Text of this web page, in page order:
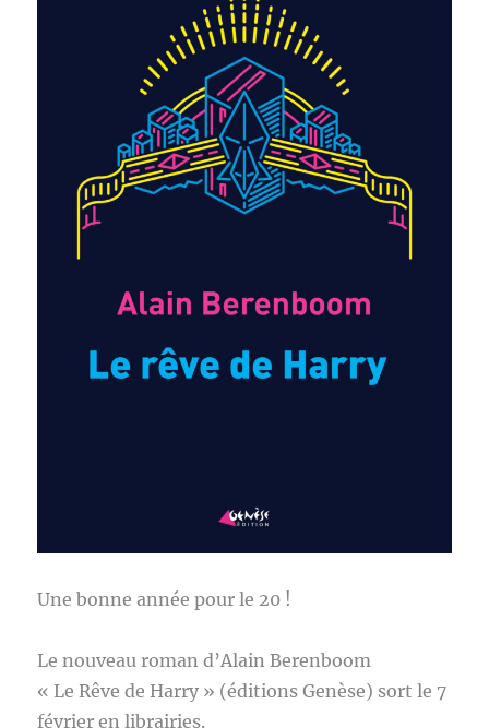
Une bonne année pour le 20 !
Le nouveau roman d’Alain Berenboom
« Le Rêve de Harry » (éditions Genèse) sort le 7
février en librairies.